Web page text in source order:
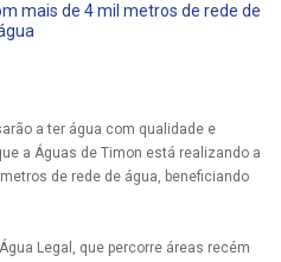
mais de 4 mil metros de rede de
a ter água com qualidade e
a Águas de Timon está realizando a
de rede de água, beneficiando
Legal, que percorre áreas recém